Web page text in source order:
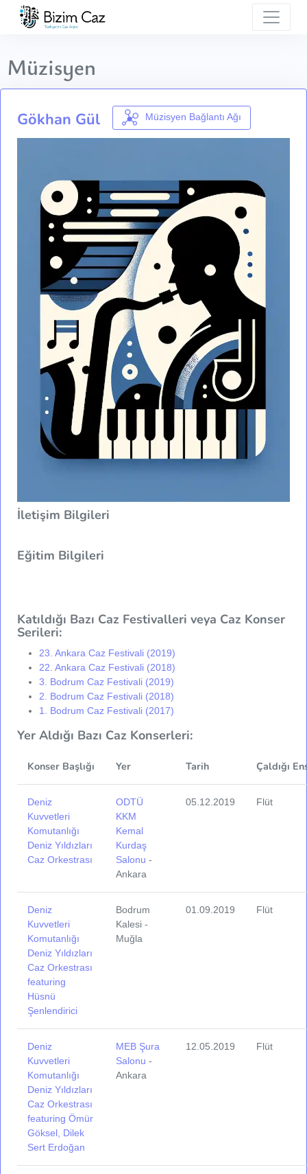
Müzisyen
Gökhan Gül Müzisyen Bağlantı Ağı
İletişim Bilgileri
Eğitim Bilgileri
Katıldığı Bazı Caz Festivalleri veya Caz Konser
Serileri:
23. Ankara Caz Festivali (2019)
22. Ankara Caz Festivali (2018)
3. Bodrum Caz Festivali (2019)
2. Bodrum Caz Festivali (2018)
1. Bodrum Caz Festivali (2017)
Yer Aldığı Bazı Caz Konserleri:
Konser Başlığı Yer Tarih Çaldığı
Deniz
Kuvvetleri
Komutanlığı
Deniz Yıldızları
Caz Orkestrası
ODTÜ
KKM
Kemal
Kurdaş
Salonu -
Ankara
05.12.2019 Flüt
Deniz
Kuvvetleri
Komutanlığı
Deniz Yıldızları
Caz Orkestrası
featuring
Hüsnü
Şenlendirici
Bodrum
Kalesi -
Muğla
01.09.2019 Flüt
Deniz
Kuvvetleri
Komutanlığı
Deniz Yıldızları
Caz Orkestrası
featuring Ömür
Göksel, Dilek
Sert Erdoğan
MEB Şura
Salonu -
Ankara
12.05.2019 Flüt